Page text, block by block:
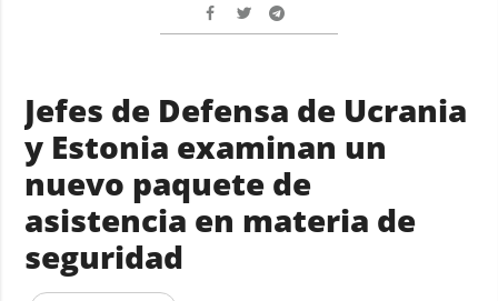
Jefes de Defensa de Ucrania
y Estonia examinan un
nuevo paquete de
asistencia en materia de
seguridad